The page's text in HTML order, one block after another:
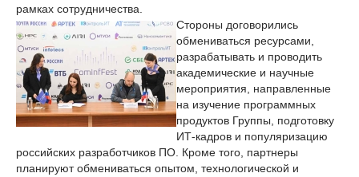
рамках сотрудничества.
Стороны договорились
обмениваться ресурсами,
разрабатывать и проводить
академические и научные
мероприятия, направленные
на изучение программных
продуктов Группы, подготовку
ИТ-кадров и популяризацию
российских разработчиков ПО. Кроме того, партнеры
планируют обмениваться опытом, технологической и